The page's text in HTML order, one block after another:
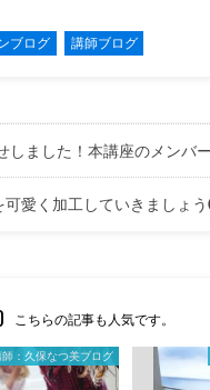
ブログ 講師ブログ
しました！本講座のメンバ
可愛く加工していきましょ
こちらの記事も人気です。
師：久保なつ美ブログ